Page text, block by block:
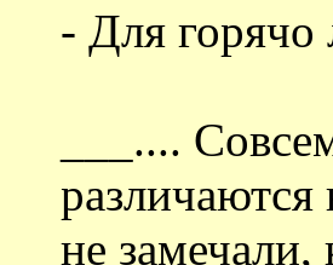
- Для
___....
различаются
не